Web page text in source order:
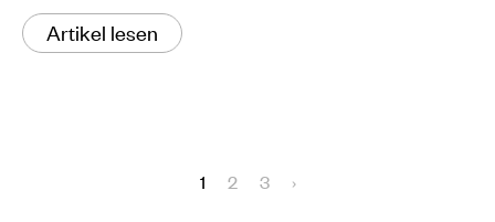
Artikel lesen
1 2 3 ›